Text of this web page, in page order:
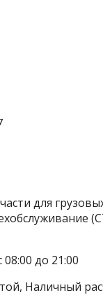
для
до 21:00
Наличный